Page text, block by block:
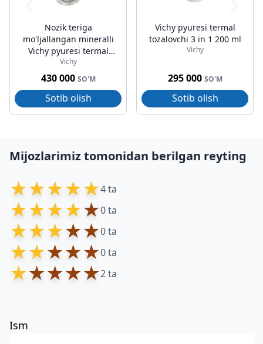
Nozik teriga
mo'ljallangan mineralli
Vichy pyuresi termal
mitsellar suvi 400 ml
Vichy
430 000 SO'M
Sotib olish
Vichy pyuresi termal
tozalovchi 3 in 1 200 ml
Vichy
295 000 SO'M
Sotib olish
Mijozlarimiz tomonidan berilgan reyting
★★★★★4 ta
★★★★★0 ta
★★★★★0 ta
★★★★★0 ta
★★★★★2 ta
Ism